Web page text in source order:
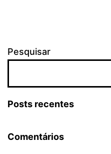
Pesquisar
Posts recentes
Comentários